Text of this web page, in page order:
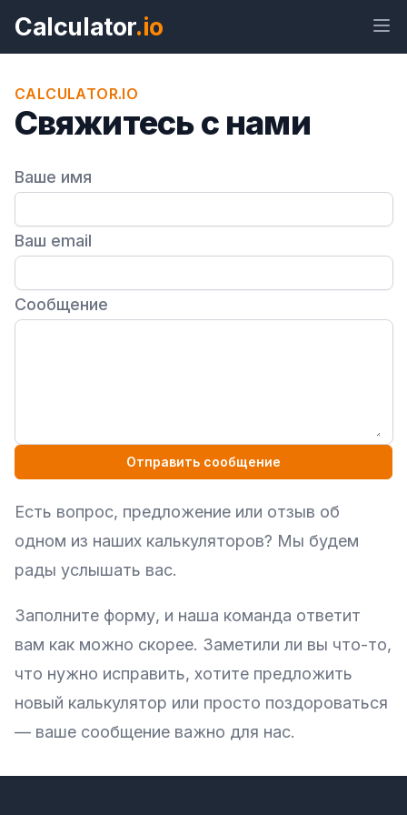
Calculator.io
Виджет
CALCULATOR.IO
Свяжитесь с нами
Ваше имя
Ваш email
Сообщение
Отправить сообщение
Есть вопрос, предложение или отзыв об
одном из наших калькуляторов? Мы будем
рады услышать вас.
Заполните форму, и наша команда ответит
вам как можно скорее. Заметили ли вы что-то,
что нужно исправить, хотите предложить
новый калькулятор или просто поздороваться
— ваше сообщение важно для нас.